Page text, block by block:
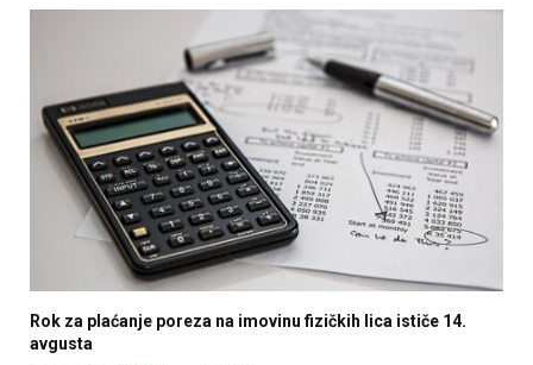
Rok za plaćanje poreza na imovinu fizičkih lica ističe 14.
avgusta